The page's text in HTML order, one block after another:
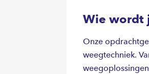
Wie wordt
Onze
weegtechniek.